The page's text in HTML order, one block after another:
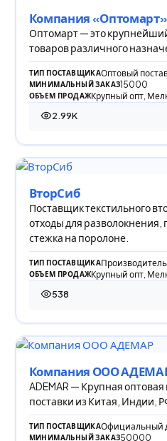
Компания «Оптомарт»
Оптомарт — это
товаров различного
ТИП ПОСТАВЩИКАОптовый
МИНИМАЛЬНЫЙ ЗАКАЗ15000
ОБЪЕМ ПРОДАЖКрупный опт,
2.99K
2 991 просмотр
ВторСиб
Поставщик текстильного
отходы для разволокнения,
стежка на поролоне.
ТИП ПОСТАВЩИКА
ОБЪЕМ ПРОДАЖКрупный опт,
538
538 просмотров
Компания ООО
ADEMAR — Крупная
поставки из Китая, Индии,
ТИП ПОСТАВЩИКАОфициальный
МИНИМАЛЬНЫЙ ЗАКАЗ50000